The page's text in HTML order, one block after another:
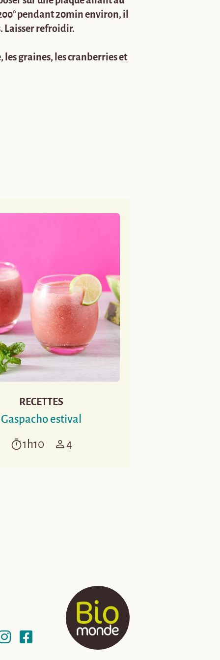
pendant 20min environ, il
Laisser refroidir.
graines, les cranberries et
RECETTES
Gaspacho estival
1h10 4